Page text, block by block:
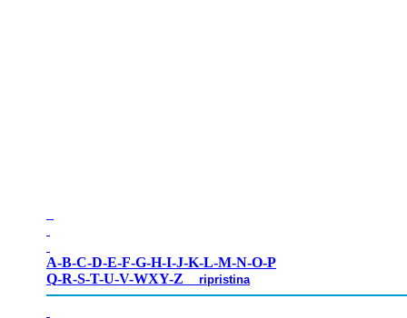
A-B-C-D-E-F-G-H-I-J-K-L-M-N-O-P
Q-R-S-T-U-V-WXY-Z ripristina